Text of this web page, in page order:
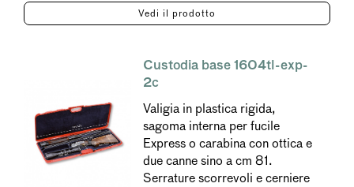
Vedi il prodotto
Custodia base 1604tl-exp-
2c
Valigia in plastica rigida,
sagoma interna per fucile
Express o carabina con ottica e
due canne sino a cm 81.
Serrature scorrevoli e cerniere